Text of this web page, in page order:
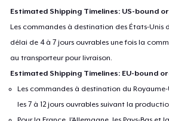
Estimated Shipping Timelines: US-bound
Les commandes à destination des États-Unis
délai de 4 à 7 jours ouvrables une fois la
au transporteur pour livraison.
Estimated Shipping Timelines: EU-bound
Les commandes à destination du
les 7 à 12 jours ouvrables suivant la